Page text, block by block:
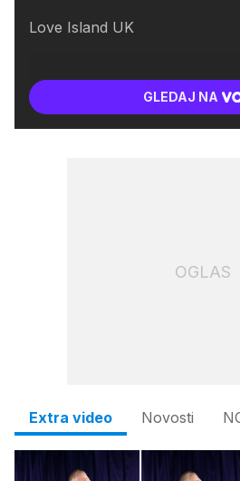
Love Island UK
GLEDAJ NA
OGLAS
Extra video Novosti